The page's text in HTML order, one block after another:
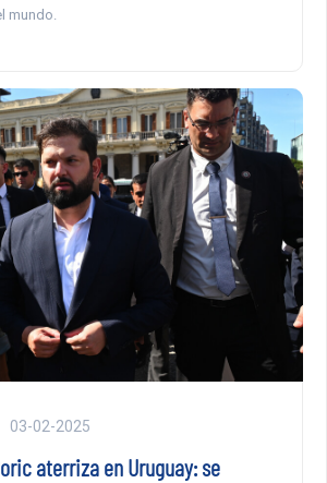
mundo.
03-02-2025
aterriza en Uruguay: se